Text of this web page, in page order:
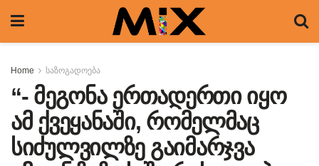
Home საზოგადოება
“- მეგონა ერთადერთი იყო
ამ ქვეყანაში, რომელმაც
სიძულვილზე გაიმარჯვა